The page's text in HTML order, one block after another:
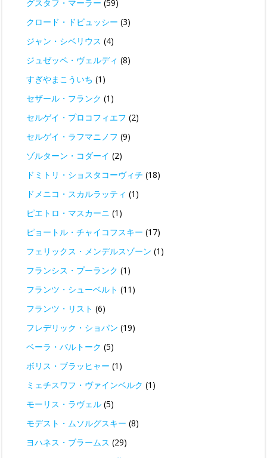
グスタフ・マーラー (59)
クロード・ドビュッシー (3)
ジャン・シベリウス (4)
ジュゼッペ・ヴェルディ (8)
すぎやまこういち (1)
セザール・フランク (1)
セルゲイ・プロコフィエフ (2)
セルゲイ・ラフマニノフ (9)
ゾルターン・コダーイ (2)
ドミトリ・ショスタコーヴィチ (18)
ドメニコ・スカルラッティ (1)
ピエトロ・マスカーニ (1)
ピョートル・チャイコフスキー (17)
フェリックス・メンデルスゾーン (1)
フランシス・プーランク (1)
フランツ・シューベルト (11)
フランツ・リスト (6)
フレデリック・ショパン (19)
ベーラ・バルトーク (5)
ボリス・ブラッヒャー (1)
ミェチスワフ・ヴァインベルク (1)
モーリス・ラヴェル (5)
モデスト・ムソルグスキー (8)
ヨハネス・ブラームス (29)